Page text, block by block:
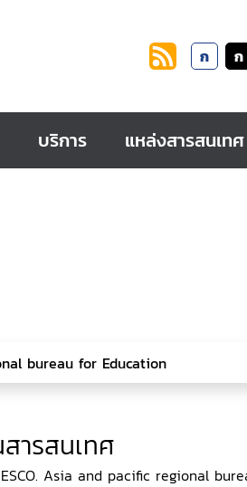
ก ก
บริการ แหล่งสารสนเทศ
ารสนเทศ
Asia and pacific regional